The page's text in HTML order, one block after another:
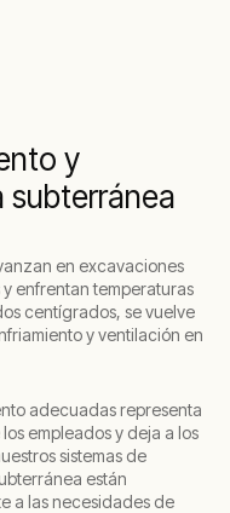
y
subterránea
en excavaciones
enfrentan temperaturas
centígrados, se vuelve
y ventilación en
adecuadas representa
empleados y deja a los
sistemas de
están
a las necesidades de